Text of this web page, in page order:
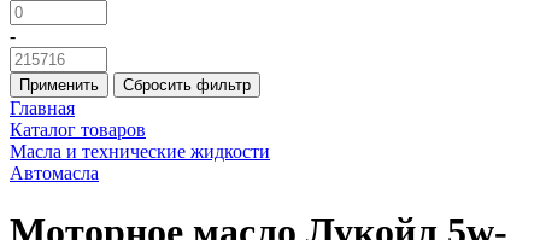
-
Применить Сбросить фильтр
Главная
Каталог товаров
Масла и технические жидкости
Автомасла